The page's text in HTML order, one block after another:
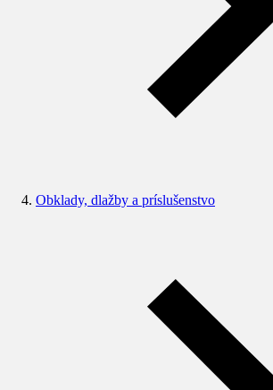
Obklady, dlažby a príslušenstvo